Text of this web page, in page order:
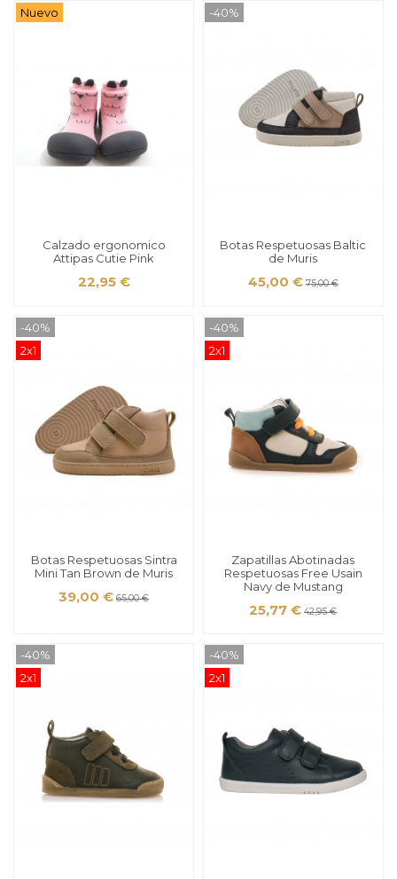
Nuevo
Calzado ergonomico
Attipas Cutie Pink
22,95 €
-40%
Botas Respetuosas Baltic
de Muris
45,00 € 75,00 €
-40%
2x1
Botas Respetuosas Sintra
Mini Tan Brown de Muris
39,00 € 65,00 €
-40%
2x1
Zapatillas Abotinadas
Respetuosas Free Usain
Navy de Mustang
25,77 € 42,95 €
-40%
2x1
-40%
2x1